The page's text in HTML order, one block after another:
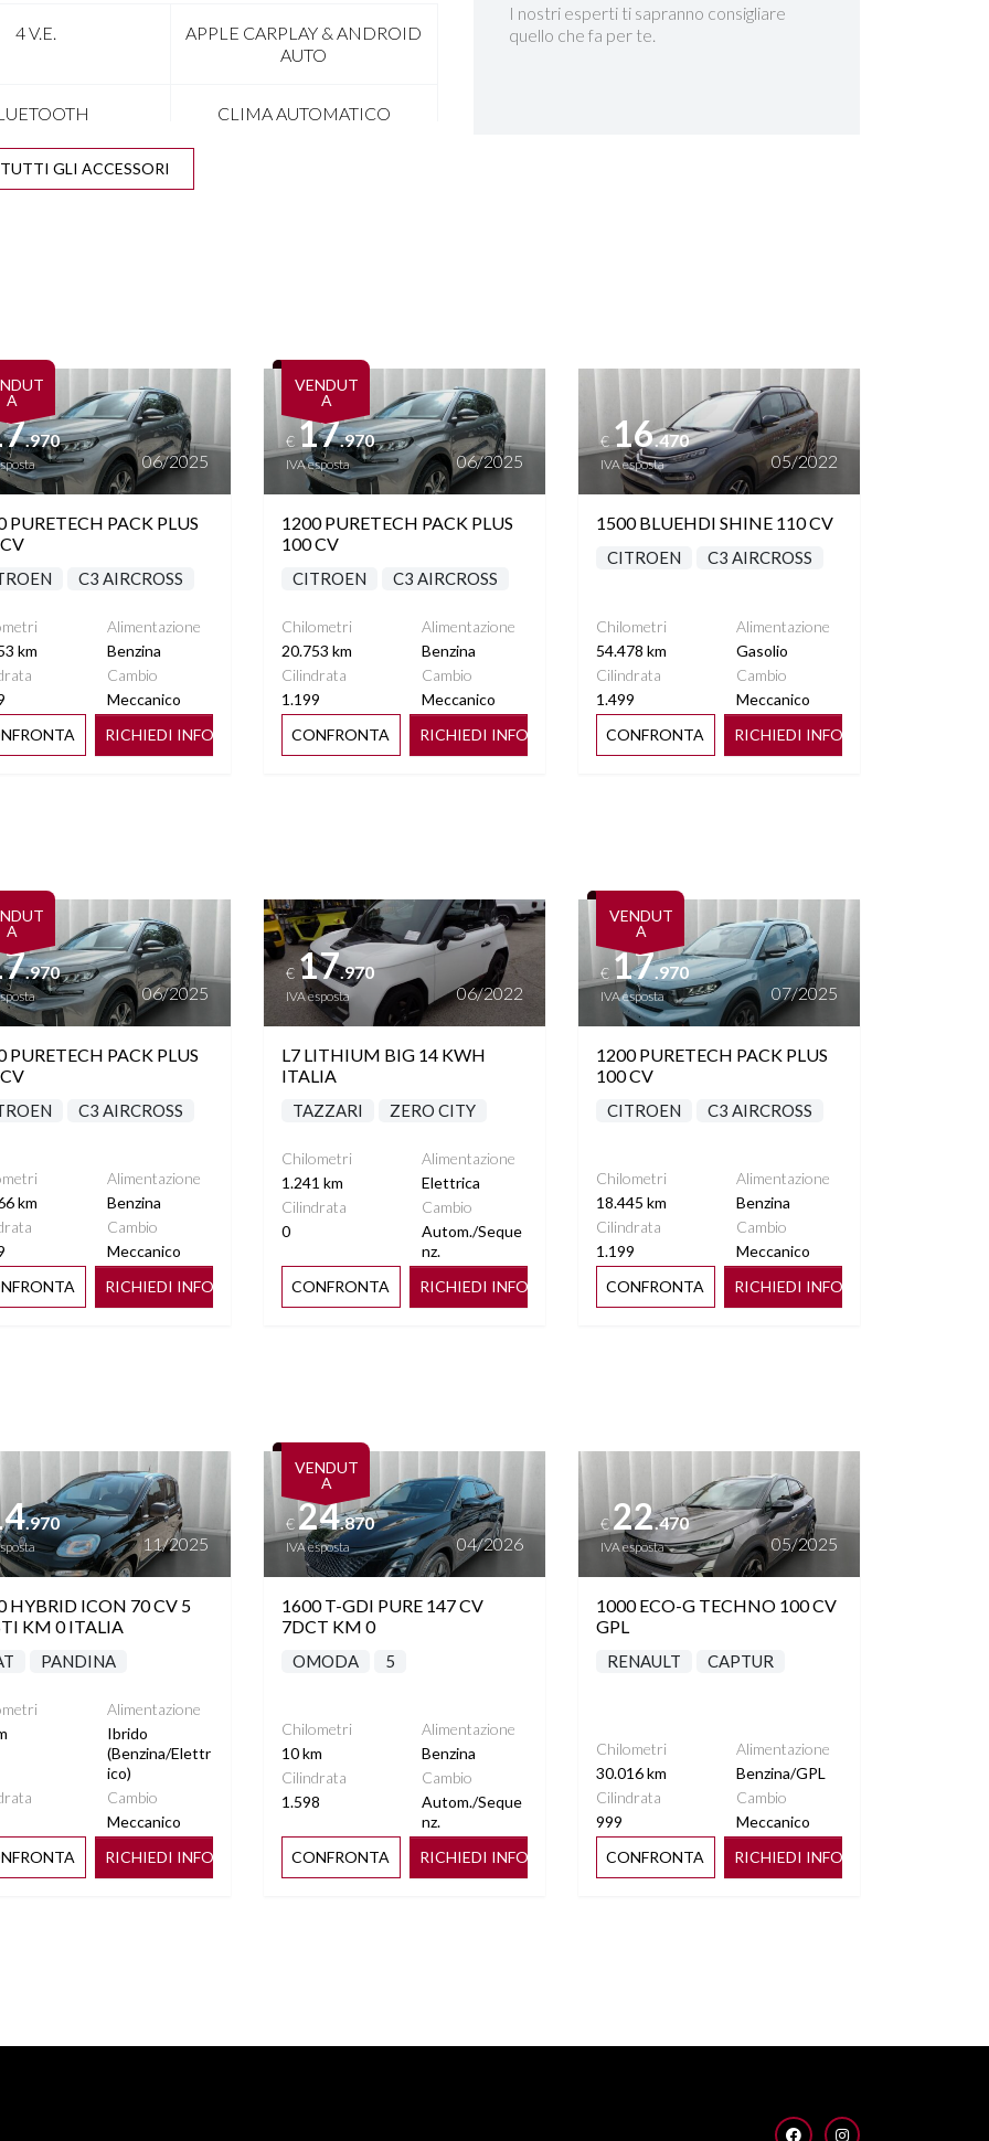
4 V.E.
APPLE CARPLAY & ANDROID
AUTO
CLIMA AUTOMATICO
ADATTIVO
SDOPPIABILI SENSORI LUCI
ELETTRICI
START&STOP
RETROSCHIENALI
SEDILI
TELECAMERA POSTERIORE
MULTIFUNZIONE
VISUALIZZA TUTTI GLI ACCESSORI
I nostri esperti ti sapranno consigliare
quello che fa per te.
A
.970
06/2025
PURETECH PACK PLUS
C3 AIRCROSS
km
Alimentazione
Benzina
Cambio
Meccanico
RICHIEDI INFO
VENDUT
A
Vedi dettagli
€17.970
IVA esposta 06/2025
1200 PURETECH PACK PLUS
100 CV
CITROEN C3 AIRCROSS
Chilometri
20.753 km
Alimentazione
Benzina
Cilindrata
1.199
Cambio
Meccanico
CONFRONTA
RICHIEDI INFO
Vedi dettagli
€16.470
IVA esposta 05/2022
1500 BLUEHDI SHINE 110 CV
CITROEN C3 AIRCROSS
Chilometri
54.478 km
Alimentazione
Gasolio
Cilindrata
1.499
Cambio
Meccanico
CONFRONTA
RICHIEDI INFO
A
.970
06/2025
PURETECH PACK PLUS
C3 AIRCROSS
km
Alimentazione
Benzina
Cambio
Meccanico
RICHIEDI INFO
Vedi dettagli
€17.970
IVA esposta 06/2022
L7 LITHIUM BIG 14 KWH
ITALIA
TAZZARI ZERO CITY
Chilometri
1.241 km
Alimentazione
Elettrica
Cilindrata
0
Cambio
Autom./Seque
nz.
CONFRONTA
RICHIEDI INFO
VENDUT
A
Vedi dettagli
€17.970
IVA esposta 07/2025
1200 PURETECH PACK PLUS
100 CV
CITROEN C3 AIRCROSS
Chilometri
18.445 km
Alimentazione
Benzina
Cilindrata
1.199
Cambio
Meccanico
CONFRONTA
RICHIEDI INFO
.970
11/2025
HYBRID ICON 70 CV 5
KM 0 ITALIA
PANDINA
Alimentazione
Ibrido
(Benzina/Elettr
ico)
Cambio
Meccanico
RICHIEDI INFO
VENDUT
A
Vedi dettagli
€24.870
IVA esposta 04/2026
1600 T-GDI PURE 147 CV
7DCT KM 0
OMODA 5
Chilometri
10 km
Alimentazione
Benzina
Cilindrata
1.598
Cambio
Autom./Seque
nz.
CONFRONTA
RICHIEDI INFO
Vedi dettagli
€22.470
IVA esposta 05/2025
1000 ECO-G TECHNO 100 CV
GPL
RENAULT CAPTUR
Chilometri
30.016 km
Alimentazione
Benzina/GPL
Cilindrata
999
Cambio
Meccanico
CONFRONTA
RICHIEDI INFO
FACEBOOKINSTAGRAM